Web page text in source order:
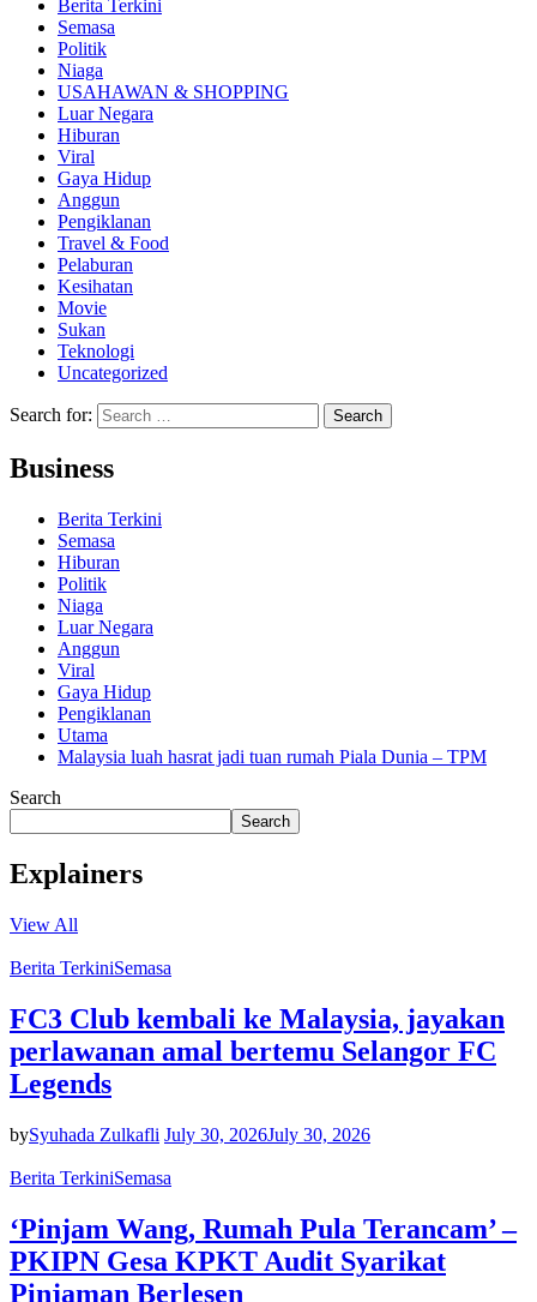
Berita Terkini
Semasa
Politik
Niaga
USAHAWAN & SHOPPING
Luar Negara
Hiburan
Viral
Gaya Hidup
Anggun
Pengiklanan
Travel & Food
Pelaburan
Kesihatan
Movie
Sukan
Teknologi
Uncategorized
Search for:
Business
Berita Terkini
Semasa
Hiburan
Politik
Niaga
Luar Negara
Anggun
Viral
Gaya Hidup
Pengiklanan
Utama
Malaysia luah hasrat jadi tuan rumah Piala Dunia – TPM
Search
Search
Explainers
View All
Berita TerkiniSemasa
FC3 Club kembali ke Malaysia, jayakan
perlawanan amal bertemu Selangor FC
Legends
bySyuhada Zulkafli July 30, 2026July 30, 2026
Berita TerkiniSemasa
‘Pinjam Wang, Rumah Pula Terancam’ –
PKIPN Gesa KPKT Audit Syarikat
Pinjaman Berlesen